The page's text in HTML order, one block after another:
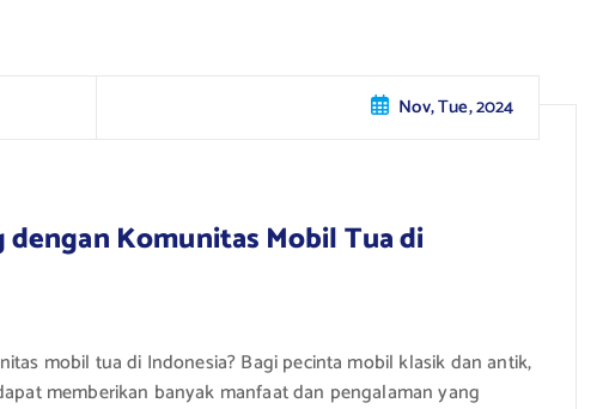
Nov, Tue, 2024
dengan Komunitas Mobil Tua di
mobil tua di Indonesia? Bagi pecinta mobil klasik dan antik,
memberikan banyak manfaat dan pengalaman yang